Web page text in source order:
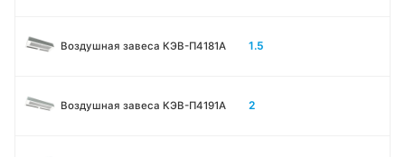
Воздушная завеса КЭВ-П4181A 1.5
Воздушная завеса КЭВ-П4191A 2